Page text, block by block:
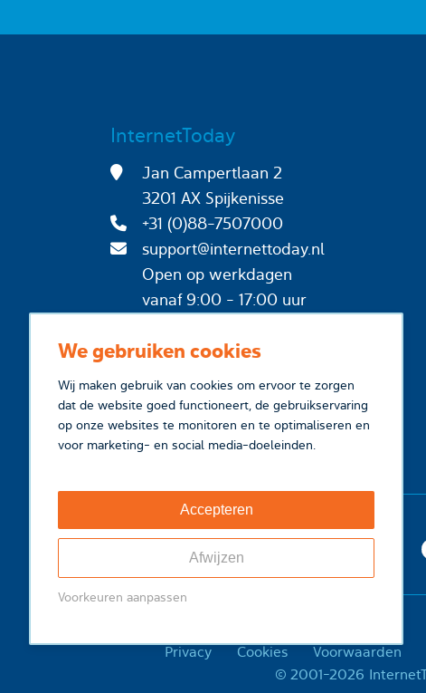
We gebruiken cookies
Wij maken gebruik van cookies om ervoor te zorgen
dat de website goed functioneert, de gebruikservaring
op onze websites te monitoren en te optimaliseren en
voor marketing- en social media-doeleinden.
Accepteren
Afwijzen
Voorkeuren aanpassen
InternetToday
Jan Campertlaan 2
3201 AX Spijkenisse
+31 (0)88-7507000
support@internettoday.nl
Open op werkdagen
vanaf 9:00 - 17:00 uur
Privacy Cookies Voorwaarden